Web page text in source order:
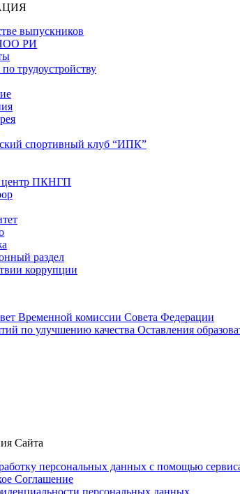
выпускников
РИ
трудоустройству
спортивный клуб “ИПК”
центр ПКНГП
раздел
коррупции
Временной комиссии Совета Федерации
по улучшению качества Оставления
Сайта
персональных данных с помощью
Соглашение
персональных данных